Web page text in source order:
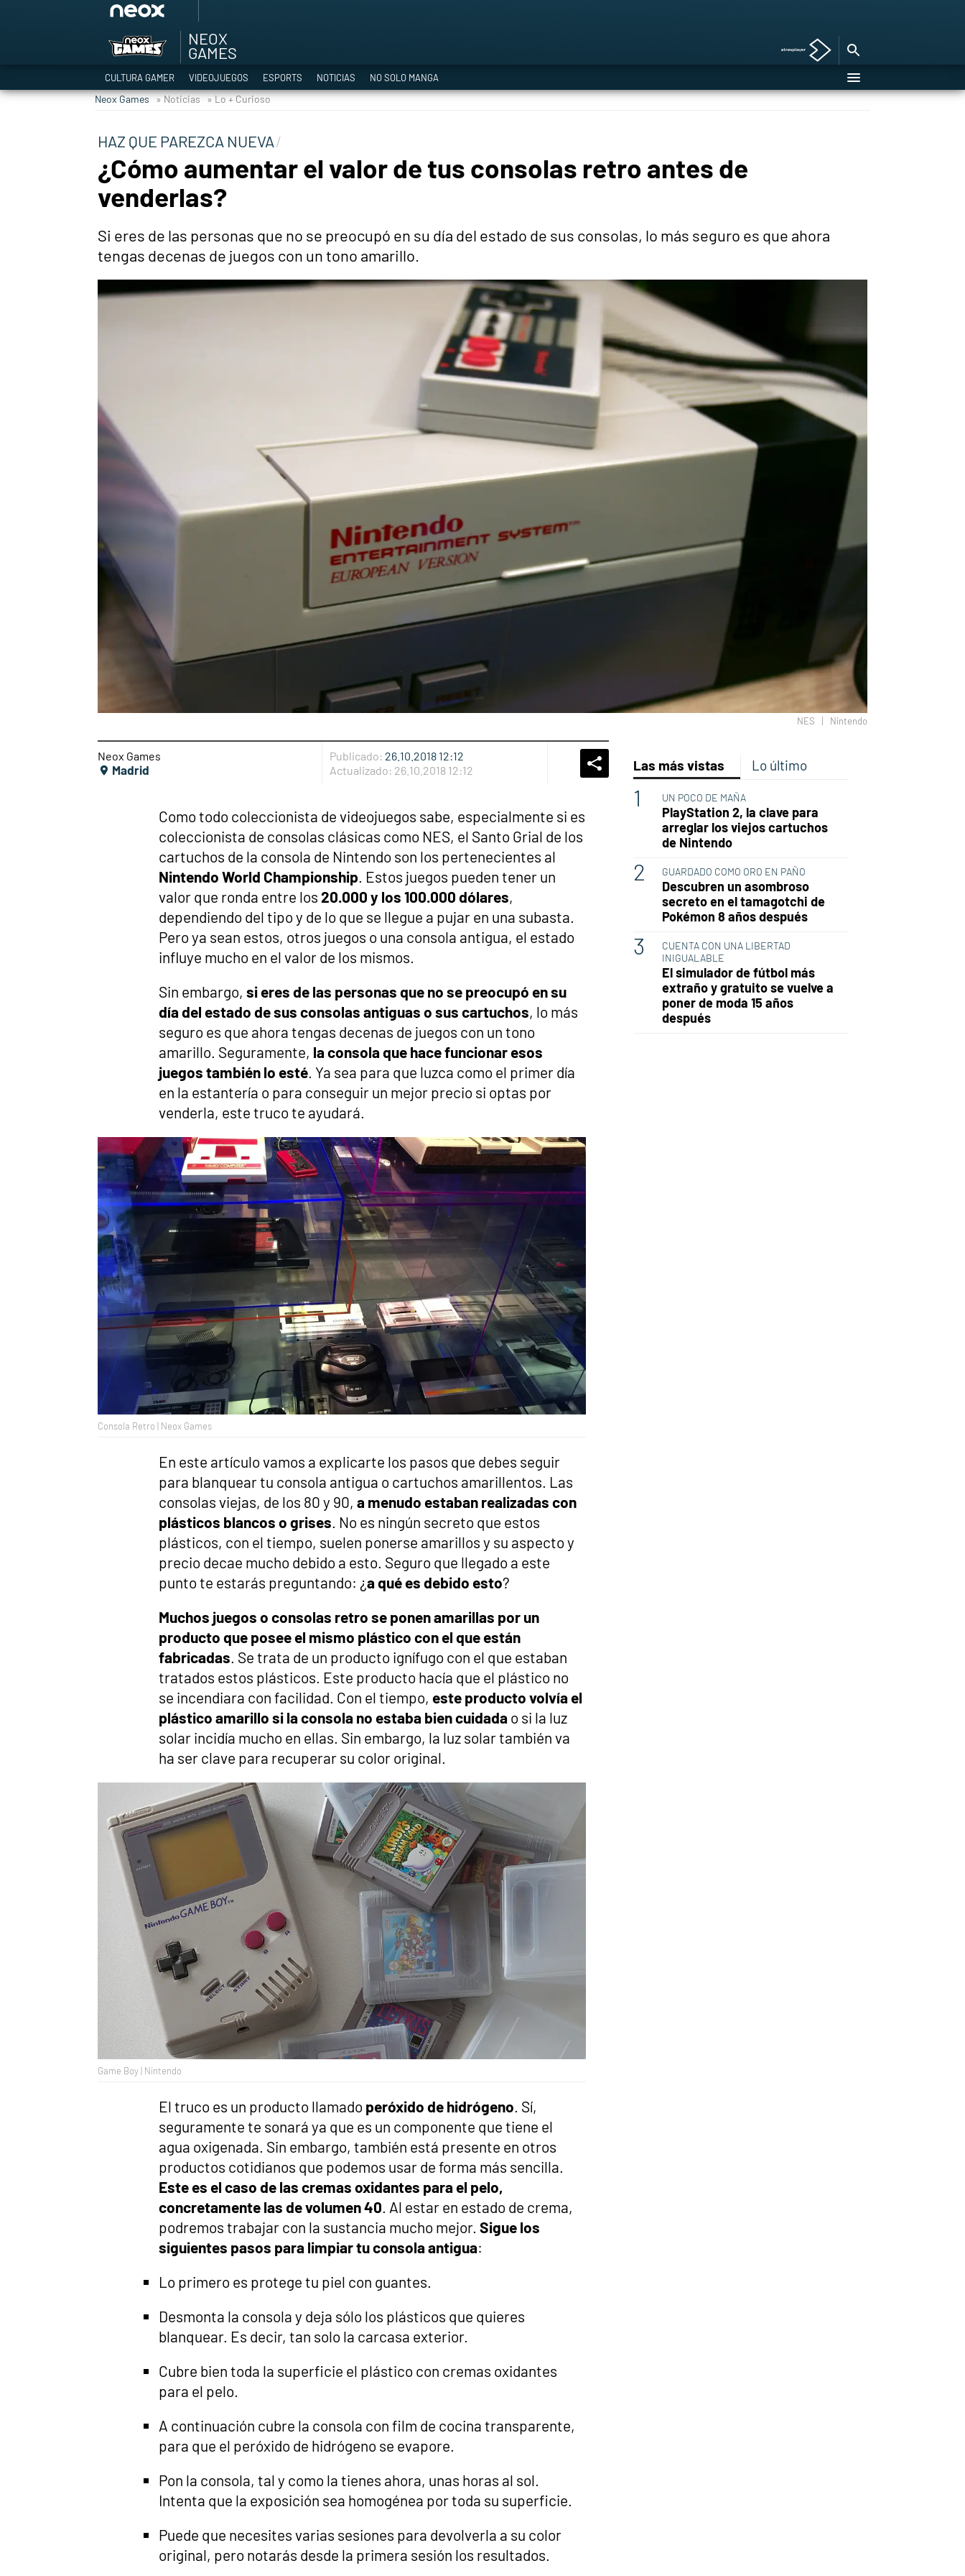
TGA Tercera gala
Super Mario cafetería oficial
Hyrule Warriors
Asia peculiar tradición
NEOX
GAMES
CULTURA GAMER VIDEOJUEGOS ESPORTS NOTICIAS NO SOLO MANGA
Neox Games » Noticias » Lo + Curioso
HAZ QUE PAREZCA NUEVA
¿Cómo aumentar el valor de tus consolas retro antes de
venderlas?
Si eres de las personas que no se preocupó en su día del estado de sus consolas, lo más seguro es que ahora
tengas decenas de juegos con un tono amarillo.
Nintendo
NES
Neox Games
Madrid
Publicado: 26.10.2018 12:12
Actualizado: 26.10.2018 12:12 WhatsappFacebook
TwitterLinkedinFlipboard
Compartir
Como todo coleccionista de videojuegos sabe, especialmente si es
coleccionista de consolas clásicas como NES, el Santo Grial de los
cartuchos de la consola de Nintendo son los pertenecientes al
Nintendo World Championship. Estos juegos pueden tener un
valor que ronda entre los 20.000 y los 100.000 dólares,
dependiendo del tipo y de lo que se llegue a pujar en una subasta.
Pero ya sean estos, otros juegos o una consola antigua, el estado
influye mucho en el valor de los mismos.
Sin embargo, si eres de las personas que no se preocupó en su
día del estado de sus consolas antiguas o sus cartuchos, lo más
seguro es que ahora tengas decenas de juegos con un tono
amarillo. Seguramente, la consola que hace funcionar esos
juegos también lo esté. Ya sea para que luzca como el primer día
en la estantería o para conseguir un mejor precio si optas por
venderla, este truco te ayudará.
Consola Retro | Neox Games
En este artículo vamos a explicarte los pasos que debes seguir
para blanquear tu consola antigua o cartuchos amarillentos. Las
consolas viejas, de los 80 y 90, a menudo estaban realizadas con
plásticos blancos o grises . No es ningún secreto que estos
plásticos, con el tiempo, suelen ponerse amarillos y su aspecto y
precio decae mucho debido a esto. Seguro que llegado a este
punto te estarás preguntando: ¿a qué es debido esto?
Muchos juegos o consolas retro se ponen amarillas por un
producto que posee el mismo plástico con el que están
fabricadas . Se trata de un producto ignífugo con el que estaban
tratados estos plásticos. Este producto hacía que el plástico no
se incendiara con facilidad. Con el tiempo, este producto volvía el
plástico amarillo si la consola no estaba bien cuidada o si la luz
solar incidía mucho en ellas. Sin embargo, la luz solar también va
ha ser clave para recuperar su color original.
Game Boy | Nintendo
El truco es un producto llamado peróxido de hidrógeno. Sí,
seguramente te sonará ya que es un componente que tiene el
agua oxigenada. Sin embargo, también está presente en otros
productos cotidianos que podemos usar de forma más sencilla.
Este es el caso de las cremas oxidantes para el pelo,
concretamente las de volumen 40. Al estar en estado de crema,
podremos trabajar con la sustancia mucho mejor. Sigue los
siguientes pasos para limpiar tu consola antigua:
Lo primero es protege tu piel con guantes.
Desmonta la consola y deja sólo los plásticos que quieres
blanquear. Es decir, tan solo la carcasa exterior.
Cubre bien toda la superficie el plástico con cremas oxidantes
para el pelo.
A continuación cubre la consola con film de cocina transparente,
para que el peróxido de hidrógeno se evapore.
Pon la consola, tal y como la tienes ahora, unas horas al sol.
Intenta que la exposición sea homogénea por toda su superficie.
Puede que necesites varias sesiones para devolverla a su color
original, pero notarás desde la primera sesión los resultados.
Las más vistas Lo último
UN POCO DE MAÑA
PlayStation 2, la clave para
arreglar los viejos cartuchos
de Nintendo
GUARDADO COMO ORO EN PAÑO
Descubren un asombroso
secreto en el tamagotchi de
Pokémon 8 años después
CUENTA CON UNA LIBERTAD
INIGUALABLE
El simulador de fútbol más
extraño y gratuito se vuelve a
poner de moda 15 años
después